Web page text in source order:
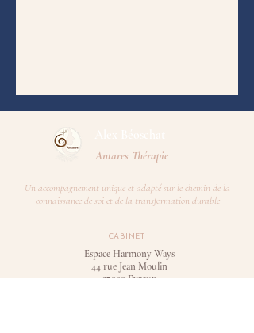
Antares Thérapie
Un accompagnement unique et adapté sur le chemin de la
connaissance de soi et de la transformation durable
CABINET
Espace Harmony Ways
44 rue Jean Moulin
27000 Evreux